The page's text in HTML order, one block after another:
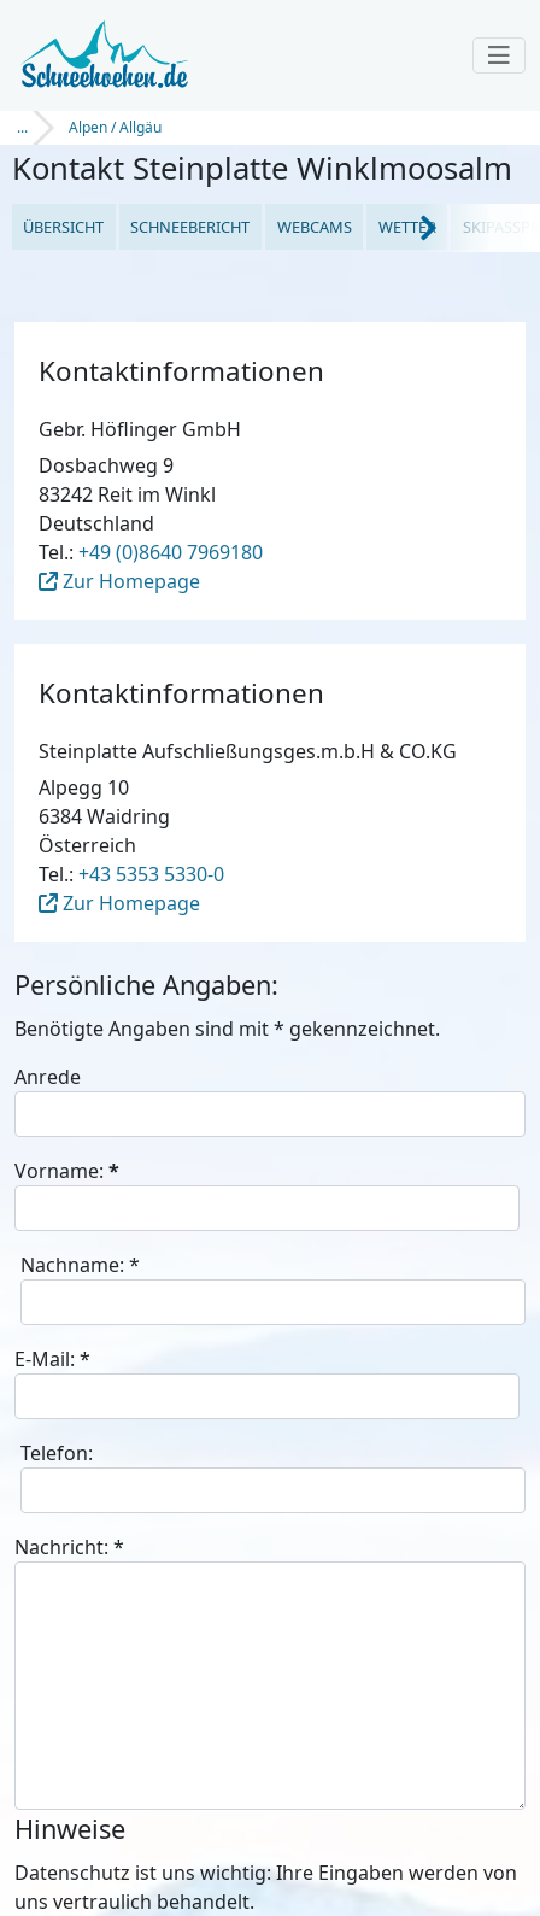
... Alpen / Allgäu
Kontakt Steinplatte Winklmoosalm
ÜBERSICHT SCHNEEBERICHT WEBCAMS WETTER
Persönliche Angaben:
Benötigte Angaben sind mit* gekennzeichnet.
Anrede
Vorname: *
Nachname: *
E-Mail: *
Telefon:
Nachricht: *
Hinweise
Datenschutz ist uns wichtig: Ihre Eingaben werden von
uns vertraulich behandelt.
Kontaktinformationen
Gebr. Höflinger GmbH
Dosbachweg 9
83242 Reit im Winkl
Deutschland
Tel.: +49 (0)8640 7969180
Zur Homepage
Kontaktinformationen
Steinplatte Aufschließungsges.m.b.H & CO.KG
Alpegg 10
6384 Waidring
Österreich
Tel.: +43 5353 5330-0
Zur Homepage